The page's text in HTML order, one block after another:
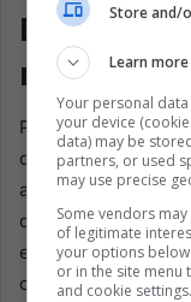
De la
memoria
Para Margarita
descubiertos en
arrastra desde que
durante la Orión.
esqueleto
con “dientes
Store and/
Learn more
Your personal
your device
data) may be
partners, or used
may use precise
Some vendors
of legitimate
your options
or in the site menu
and cookie settings.